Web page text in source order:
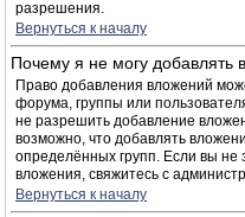
разрешения.
Вернуться к началу
Почему я не могу добавлять
Право добавления вложений
форума, группы или
не разрешить добавление
возможно, что добавлять
определённых групп. Если вы не
вложения, свяжитесь с
Вернуться к началу